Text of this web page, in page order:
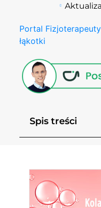
Portal Fizjoterapeuty
łąkotki
Spis treści